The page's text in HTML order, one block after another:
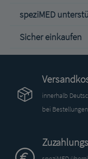
speziMED
Sicher einkaufen
innerhalb
bei